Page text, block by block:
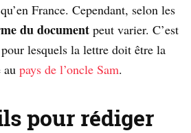
France. Cependant, selon les
du document peut varier. C’est
lesquels la lettre doit être la
au pays de l’oncle Sam.
pour rédiger